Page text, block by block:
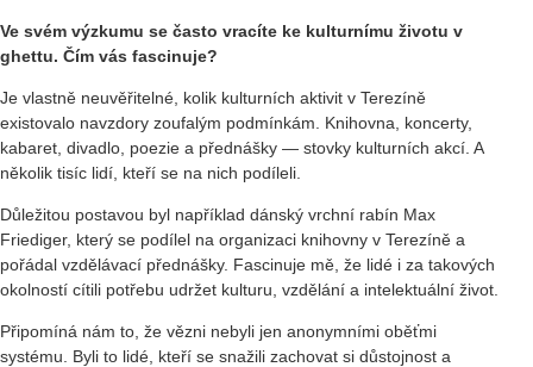
Ve svém výzkumu se často vracíte ke kulturnímu životu v
ghettu. Čím vás fascinuje?
Je vlastně neuvěřitelné, kolik kulturních aktivit v Terezíně
existovalo navzdory zoufalým podmínkám. Knihovna, koncerty,
kabaret, divadlo, poezie a přednášky — stovky kulturních akcí. A
několik tisíc lidí, kteří se na nich podíleli.
Důležitou postavou byl například dánský vrchní rabín Max
Friediger, který se podílel na organizaci knihovny v Terezíně a
pořádal vzdělávací přednášky. Fascinuje mě, že lidé i za takových
okolností cítili potřebu udržet kulturu, vzdělání a intelektuální život.
Připomíná nám to, že vězni nebyli jen anonymními oběťmi
systému. Byli to lidé, kteří se snažili zachovat si důstojnost a